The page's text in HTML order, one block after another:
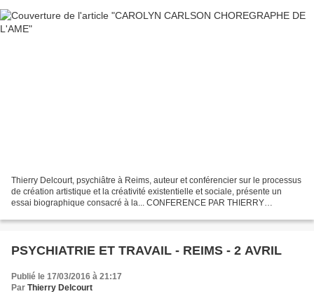
Thierry Delcourt, psychiâtre à Reims, auteur et conférencier sur le processus
de création artistique et la créativité existentielle et sociale, présente un
essai biographique consacré à la... CONFERENCE PAR THIERRY
PSYCHIATRIE ET TRAVAIL - REIMS - 2 AVRIL
Publié le 17/03/2016 à 21:17
Par Thierry Delcourt